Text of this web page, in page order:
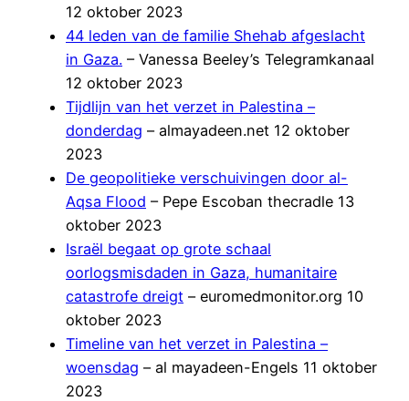
12 oktober 2023
44 leden van de familie Shehab afgeslacht
in Gaza. – Vanessa Beeley’s Telegramkanaal
12 oktober 2023
Tijdlijn van het verzet in Palestina –
donderdag – almayadeen.net 12 oktober
2023
De geopolitieke verschuivingen door al-
Aqsa Flood – Pepe Escoban thecradle 13
oktober 2023
Israël begaat op grote schaal
oorlogsmisdaden in Gaza, humanitaire
catastrofe dreigt – euromedmonitor.org 10
oktober 2023
Timeline van het verzet in Palestina –
woensdag – al mayadeen-Engels 11 oktober
2023